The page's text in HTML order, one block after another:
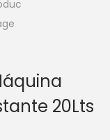
20Lts